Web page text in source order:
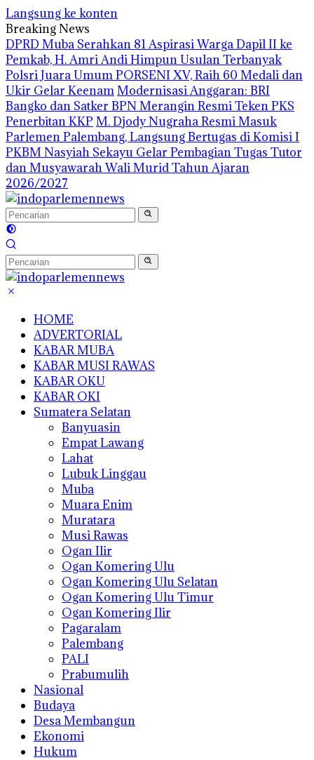
Langsung ke konten
Breaking News
DPRD Muba Serahkan 81 Aspirasi Warga Dapil II ke
Pemkab, H. Amri Andi Himpun Usulan Terbanyak
Polsri Juara Umum PORSENI XV, Raih 60 Medali dan
Ukir Gelar KeenamModernisasi Anggaran: BRI
Bangko dan Satker BPN Merangin Resmi Teken PKS
Penerbitan KKP M. Djody Nugraha Resmi Masuk
Parlemen Palembang, Langsung Bertugas di Komisi I
PKBM Nasyiah Sekayu Gelar Pembagian Tugas Tutor
dan Musyawarah Wali Murid Tahun Ajaran
2026/2027
HOME
ADVERTORIAL
KABAR MUBA
KABAR MUSI RAWAS
KABAR OKU
KABAR OKI
Sumatera Selatan
Banyuasin
Empat Lawang
Lahat
Lubuk Linggau
Muba
Muara Enim
Muratara
Musi Rawas
Ogan Ilir
Ogan Komering Ulu
Ogan Komering Ulu Selatan
Ogan Komering Ulu Timur
Ogan Komering Ilir
Pagaralam
Palembang
PALI
Prabumulih
Nasional
Budaya
Desa Membangun
Ekonomi
Hukum